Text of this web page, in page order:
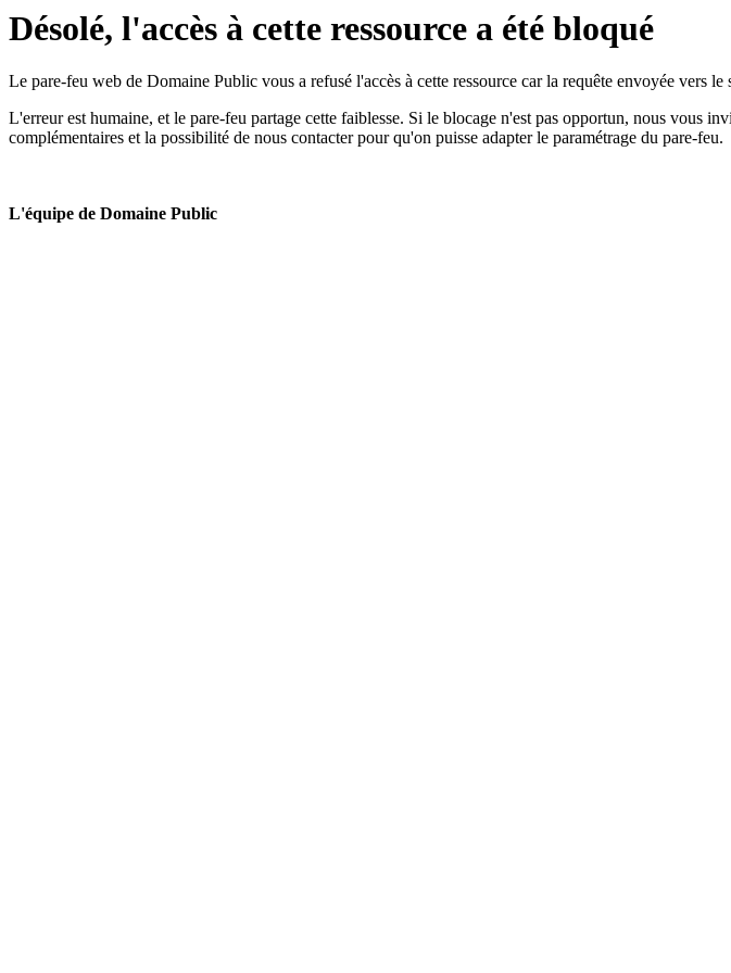
Désolé, l'accès à cette ressource a été bloqué
Le pare-feu web de Domaine Public vous a refusé l'accès à cette ressource car la requête envoyée vers le
L'erreur est humaine, et le pare-feu partage cette faiblesse. Si le blocage n'est pas opportun, nous vous
complémentaires et la possibilité de nous contacter pour qu'on puisse adapter le paramétrage du pare-feu.
L'équipe de Domaine Public